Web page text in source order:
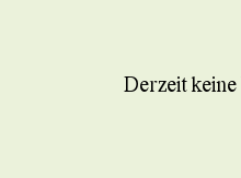
Derzeit